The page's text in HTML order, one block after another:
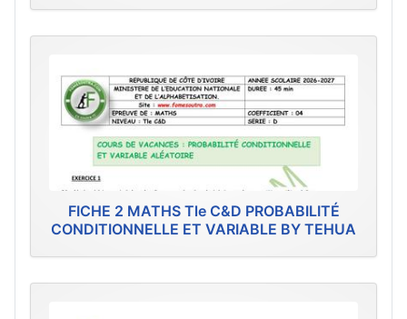
FICHE 2 MATHS Tle C&D PROBABILITÉ
CONDITIONNELLE ET VARIABLE BY TEHUA